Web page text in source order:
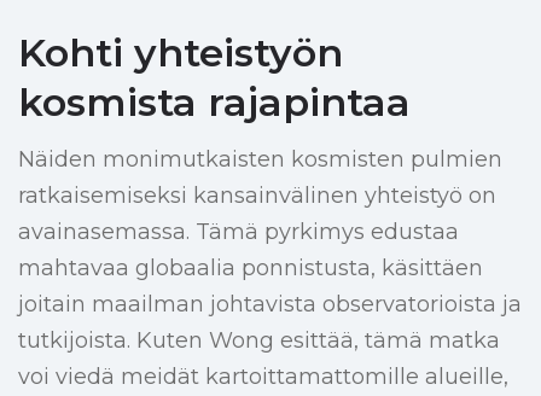
Kohti yhteistyön
kosmista rajapintaa
Näiden monimutkaisten kosmisten pulmien
ratkaisemiseksi kansainvälinen yhteistyö on
avainasemassa. Tämä pyrkimys edustaa
mahtavaa globaalia ponnistusta, käsittäen
joitain maailman johtavista observatorioista ja
tutkijoista. Kuten Wong esittää, tämä matka
voi viedä meidät kartoittamattomille alueille,